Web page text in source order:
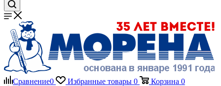
Сравнение0 Избранные товары 0 Корзина 0